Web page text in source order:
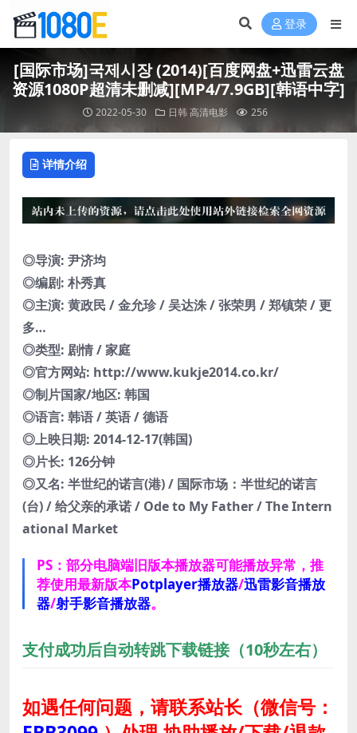
登录
[国际市场]국제시장 (2014)[百度网盘+迅雷云盘
资源1080P超清未删减][MP4/7.9GB][韩语中字]
2022-05-30 日韩高清电影 256
详情介绍
◎导演: 尹济均
◎编剧: 朴秀真
◎主演: 黄政民 / 金允珍 / 吴达洙 / 张荣男 / 郑镇荣 / 更
多…
◎类型: 剧情 / 家庭
◎官方网站: http://www.kukje2014.co.kr/
◎制片国家/地区: 韩国
◎语言: 韩语 / 英语 / 德语
◎上映日期: 2014-12-17(韩国)
◎片长: 126分钟
◎又名: 半世纪的诺言(港) / 国际市场：半世纪的诺言
(台) / 给父亲的承诺 / Ode to My Father / The Intern
ational Market
PS：部分电脑端旧版本播放器可能播放异常，推
荐使用最新版本Potplayer播放器/迅雷影音播放
器/射手影音播放器。
支付成功后自动转跳下载链接（10秒左右）
如遇任何问题，请联系站长（微信号：